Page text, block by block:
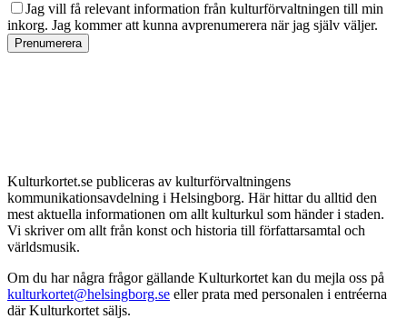
Jag vill få relevant information från kulturförvaltningen till min
inkorg. Jag kommer att kunna avprenumerera när jag själv väljer.
Prenumerera
Kulturkortet.se publiceras av kulturförvaltningens
kommunikationsavdelning i Helsingborg. Här hittar du alltid den
mest aktuella informationen om allt kulturkul som händer i staden.
Vi skriver om allt från konst och historia till författarsamtal och
världsmusik.
Om du har några frågor gällande Kulturkortet kan du mejla oss på
kulturkortet@helsingborg.se eller prata med personalen i entréerna
där Kulturkortet säljs.